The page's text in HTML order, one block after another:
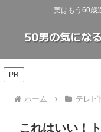
実はもう60歳
PR
ホーム テレビ
これはいい！